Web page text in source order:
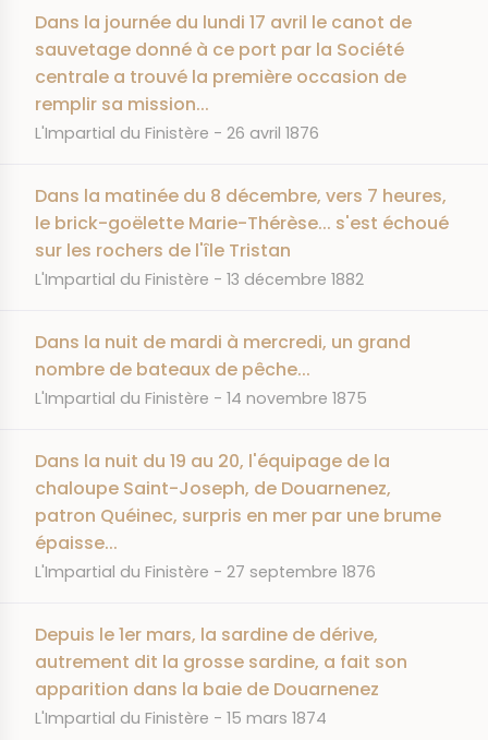
Dans la journée du lundi 17 avril le canot de
sauvetage donné à ce port par la Société
centrale a trouvé la première occasion de
remplir sa mission...
JOURNAL
L'Impartial du Finistère DATE
26 avril 1876
Dans la matinée du 8 décembre, vers 7 heures,
le brick-goëlette Marie-Thérèse... s'est échoué
sur les rochers de l'île Tristan
JOURNAL
L'Impartial du Finistère DATE
13 décembre 1882
Dans la nuit de mardi à mercredi, un grand
nombre de bateaux de pêche...
JOURNAL
L'Impartial du Finistère DATE
14 novembre 1875
Dans la nuit du 19 au 20, l'équipage de la
chaloupe Saint-Joseph, de Douarnenez,
patron Quéinec, surpris en mer par une brume
épaisse...
JOURNAL
L'Impartial du Finistère DATE
27 septembre 1876
Depuis le 1er mars, la sardine de dérive,
autrement dit la grosse sardine, a fait son
apparition dans la baie de Douarnenez
JOURNAL
L'Impartial du Finistère DATE
15 mars 1874